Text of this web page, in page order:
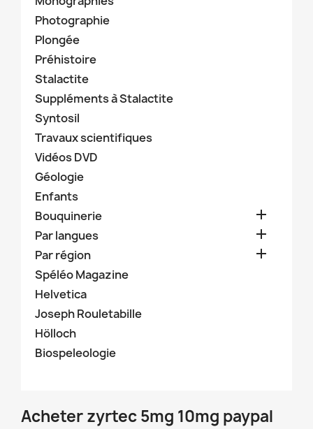
Photographie
Plongée
Préhistoire
Stalactite
Suppléments à Stalactite
Syntosil
Travaux scientifiques
Vidéos DVD
Géologie
Enfants
Bouquinerie

Par langues 
Par région 
Spéléo Magazine
Helvetica
Joseph Rouletabille
Hölloch
Biospeleologie
Acheter zyrtec 5mg 10mg paypal